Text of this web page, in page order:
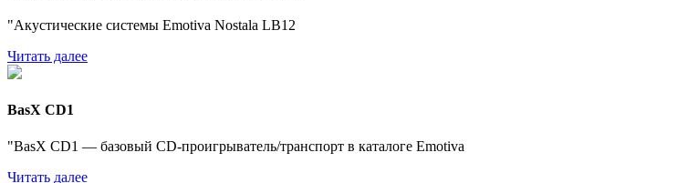
"Акустические системы Emotiva Nostala LB12
Читать далее
BasX CD1
"BasX CD1 — базовый CD-проигрыватель/транспорт в каталоге Emotiva
Читать далее